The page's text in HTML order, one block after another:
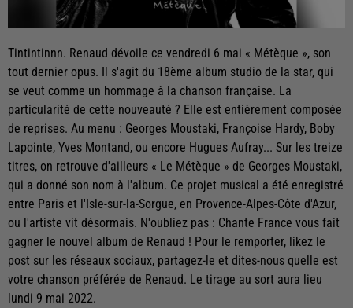
Tintintinnn. Renaud dévoile ce vendredi 6 mai « Métèque », son
tout dernier opus. Il s'agit du 18ème album studio de la star, qui
se veut comme un hommage à la chanson française. La
particularité de cette nouveauté ? Elle est entièrement composée
de reprises. Au menu : Georges Moustaki, Françoise Hardy, Boby
Lapointe, Yves Montand, ou encore Hugues Aufray... Sur les treize
titres, on retrouve d'ailleurs « Le Métèque » de Georges Moustaki,
qui a donné son nom à l'album. Ce projet musical a été enregistré
entre Paris et l'Isle-sur-la-Sorgue, en Provence-Alpes-Côte d'Azur,
ou l'artiste vit désormais. N'oubliez pas : Chante France vous fait
gagner le nouvel album de Renaud ! Pour le remporter, likez le
post sur les réseaux sociaux, partagez-le et dites-nous quelle est
votre chanson préférée de Renaud. Le tirage au sort aura lieu
lundi 9 mai 2022.